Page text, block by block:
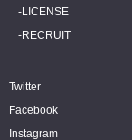
LICENSE
RECRUIT
Twitter
Facebook
Instagram